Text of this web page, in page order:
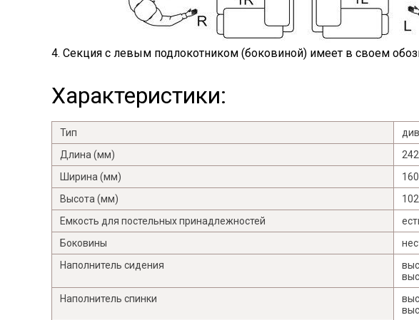
4. Секция с левым подлокотником (боковиной) имеет в своем
Характеристики:
Тип
Длина (мм)
Ширина (мм)
Высота (мм)
Емкость для постельных принадлежностей
Боковины
Наполнитель сидения
Наполнитель спинки